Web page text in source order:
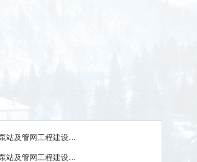
牡丹江市西安区温春镇污水提升泵站及管网工程建设项目可行性研究报告评审服务询价公告
牡丹江市西安区温春镇污水提升泵站及管网工程建设项目工程造价服务询价公告